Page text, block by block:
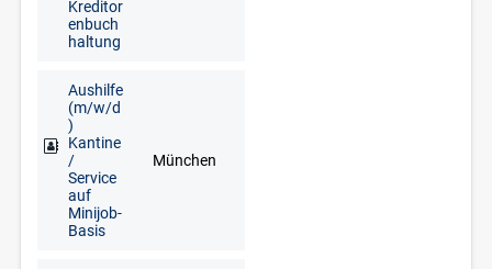
Kreditor
enbuch
haltung
Aushilfe
(m/w/d
)
Kantine
/
Service
auf
Minijob-
Basis
München